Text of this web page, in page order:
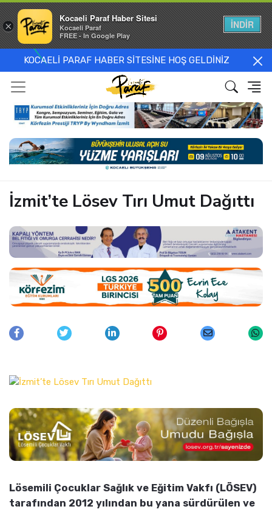
KOCAELİ PARAF HABER SİTESİNE HOŞ GELDİNİZ
İzmit’te Lösev Tırı Umut Dağıttı
Lösemili Çocuklar Sağlık ve Eğitim Vakfı (LÖSEV)
tarafından 2012 yılından bu yana sürdürülen ve
×
Kocaeli Paraf Haber Sitesi
Kocaeli Paraf
FREE - In Google Play
İNDİR